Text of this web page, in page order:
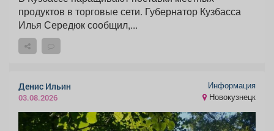
продуктов в торговые сети. Губернатор Кузбасса
Илья Середюк сообщил,...
Денис Ильин
03.08.2026
Информация
Новокузнецк